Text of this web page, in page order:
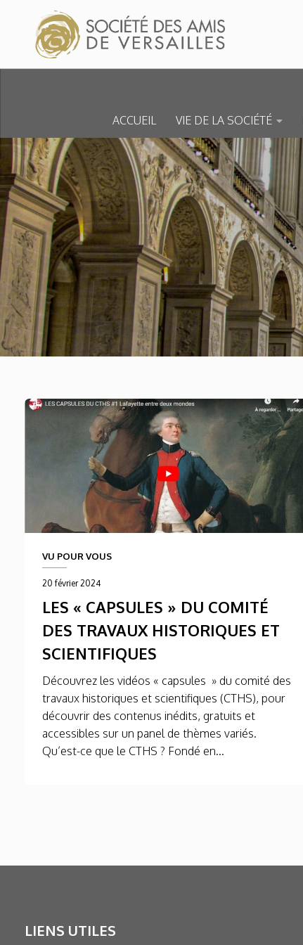
Skip to content
ACCUEIL VIE DE LA SOCIÉTÉ
VU POUR VOUS
20 février 2024
LES « CAPSULES » DU COMITÉ
DES TRAVAUX HISTORIQUES ET
SCIENTIFIQUES
Découvrez les vidéos « capsules » du comité des
travaux historiques et scientifiques (CTHS), pour
découvrir des contenus inédits, gratuits et
accessibles sur un panel de thèmes variés.
Qu’est-ce que le CTHS ? Fondé en...
LIENS UTILES